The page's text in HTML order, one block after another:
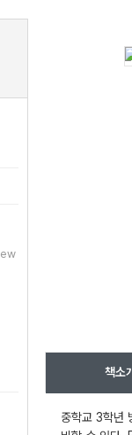
책소
중학교 3학년